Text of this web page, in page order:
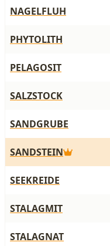
NAGELFLUH
PHYTOLITH
PELAGOSIT
SALZSTOCK
SANDGRUBE
SANDSTEIN
SEEKREIDE
STALAGMIT
STALAGNAT